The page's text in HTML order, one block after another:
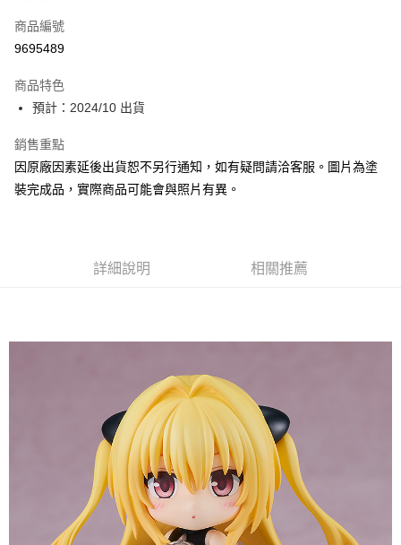
Google Pay
大哥付你分期
相關說明
【大哥付你分期使用說明】
1.本服務由台灣大哥大提供，台灣大哥大用戶可立即使用無須另外申請。
2.付款方式選擇「大哥付你分期」，訂單成立後會自動跳轉到大哥付的交易
流程，驗證手機門號後，選擇欲分期的期數、繳款截止日，確認付款後即完
法說明評估內容。
帳／街口支付／iPASS MONEY」等通路繳費。
1.本服務係由「台灣大哥大股份有限公司」（以下簡稱本公司）所提供，讓
用戶於交易時，得透過本服務購買商品或服務，並由商店將買賣／分期付款
買賣價金債權讓與本公司後，依約使用本公司帳單繳交帳款。
2.基於同意付款使用「大哥付你分期」之契約關係目的，商店將以您的個人
資料（包含姓名、電話或地址）提供予台灣大哥大進項蒐集、處理及利用，
由本公司與您本人進行分期帳單所需資料之確認、核對及更正。
3.完整用戶服務條款，請詳閱以下連結：https://oppay.tw/userRule
ATM付款
運送方式
預購-付款後全家取貨(舊)
預購-付款後7-11取貨(舊)
每筆NT$90，滿NT$3,000(含以上)免運費
每筆NT$120，滿NT$3,000(含以上)免運費
預購-宅配(離島)(舊)
每筆NT$160，滿NT$3,000(含以上)免運費
商品編號
9695489
商品特色
預計：2024/10 出貨
銷售重點
因原廠因素延後出貨恕不另行通知，如有疑問請洽客服。圖片為塗
裝完成品，實際商品可能會與照片有異。
詳細說明 相關推薦